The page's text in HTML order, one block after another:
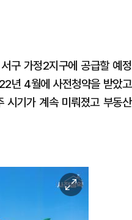
구 가정2지구에 공급할 예정
년 4월에 사전청약을 받았고
기가 계속 미뤄졌고 부동산
이
미